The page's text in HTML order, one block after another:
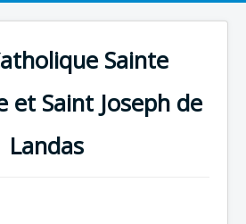
Sainte
et Saint Joseph de
Landas